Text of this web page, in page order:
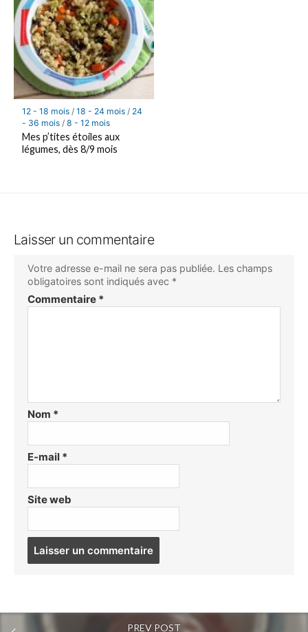
12 - 18 mois/ 18 - 24 mois/ 24
- 36 mois/ 8 - 12 mois
Mes p’tites étoiles aux
légumes, dès 8/9 mois
Laisser un commentaire
Votre adresse e-mail ne sera pas publiée. Les champs
obligatoires sont indiqués avec *
Commentaire *
Nom *
E-mail *
Site web
PREV POST